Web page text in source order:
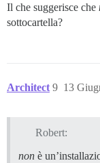
Il che suggerisce che
sottocartella?
Architect 13
9
Robert:
non è